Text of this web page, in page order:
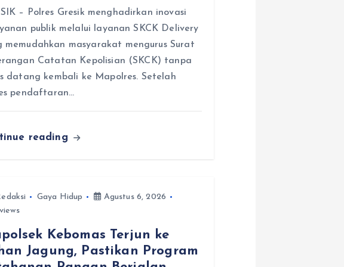
– Polres Gresik menghadirkan inovasi
publik melalui layanan SKCK Delivery
memudahkan masyarakat mengurus Surat
Catatan Kepolisian (SKCK) tanpa
datang kembali ke Mapolres. Setelah
pendaftaran…
reading
Gaya Hidup
Agustus 6, 2026
Kebomas Terjun ke
Jagung, Pastikan Program